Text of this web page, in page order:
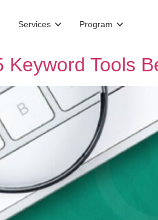
Services Program
Tools